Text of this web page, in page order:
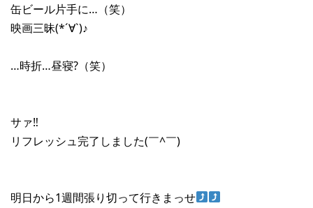
缶ビール片手に…（笑）
映画三昧(*´∀`)♪
…時折…昼寝?（笑）
サァ‼︎
リフレッシュ完了しました(￣^￣)ゞ
明日から1週間張り切って行きまっせ